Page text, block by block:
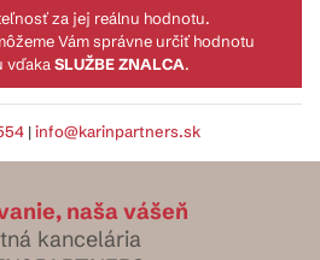
za jej reálnu hodnotu.
Vám správne určiť hodnotu
vďaka SLUŽBE ZNALCA.
|info@karinpartners.sk
naša vášeň
kancelária